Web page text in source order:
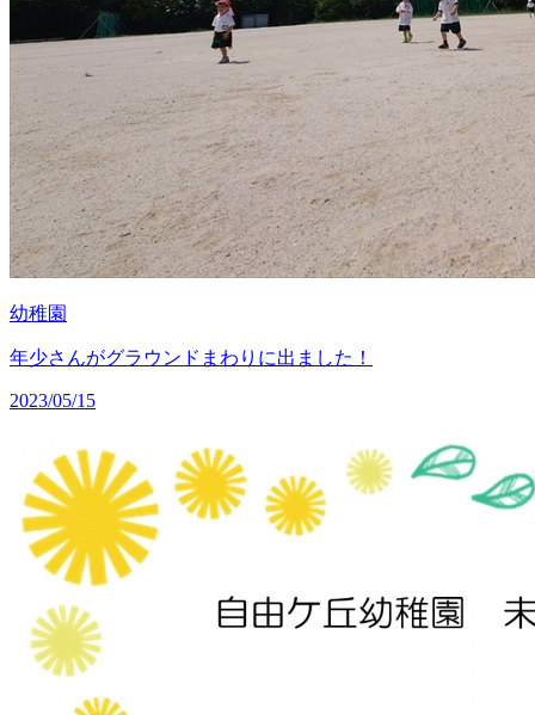
幼稚園
年少さんがグラウンドまわりに出ました！
2023/05/15